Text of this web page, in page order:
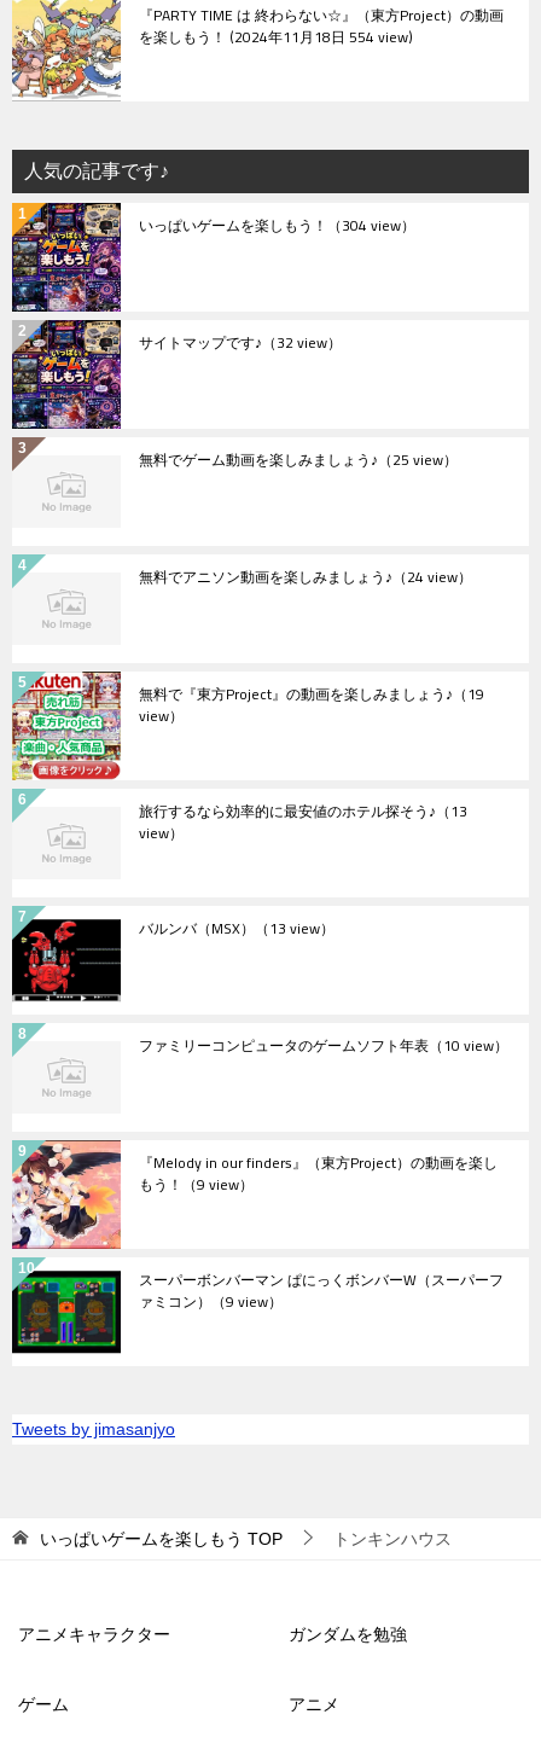
『PARTY TIME は 終わらない☆』（東方Project）の動画
を楽しもう！ 2024年11月18日 554 view
人気の記事です♪
いっぱいゲームを楽しもう！ （304 view）
サイトマップです♪ （32 view）
無料でゲーム動画を楽しみましょう♪ （25 view）
無料でアニソン動画を楽しみましょう♪ （24 view）
無料で『東方Project』の動画を楽しみましょう♪ （19
view）
旅行するなら効率的に最安値のホテル探そう♪ （13
view）
バルンバ（MSX） （13 view）
ファミリーコンピュータのゲームソフト年表 （10 view）
『Melody in our finders』（東方Project）の動画を楽し
もう！ （9 view）
スーパーボンバーマン ぱにっくボンバーW（スーパーフ
ァミコン） （9 view）
Tweets by jimasanjyo
いっぱいゲームを楽しもう TOP トンキンハウス
アニメキャラクター ガンダムを勉強
ゲーム アニメ